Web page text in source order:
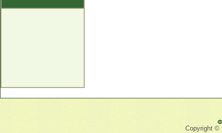
Copyright ©